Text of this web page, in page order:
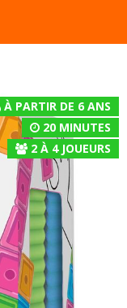
À PARTIR DE 6 ANS
20 MINUTES
2 À 4JOUEURS